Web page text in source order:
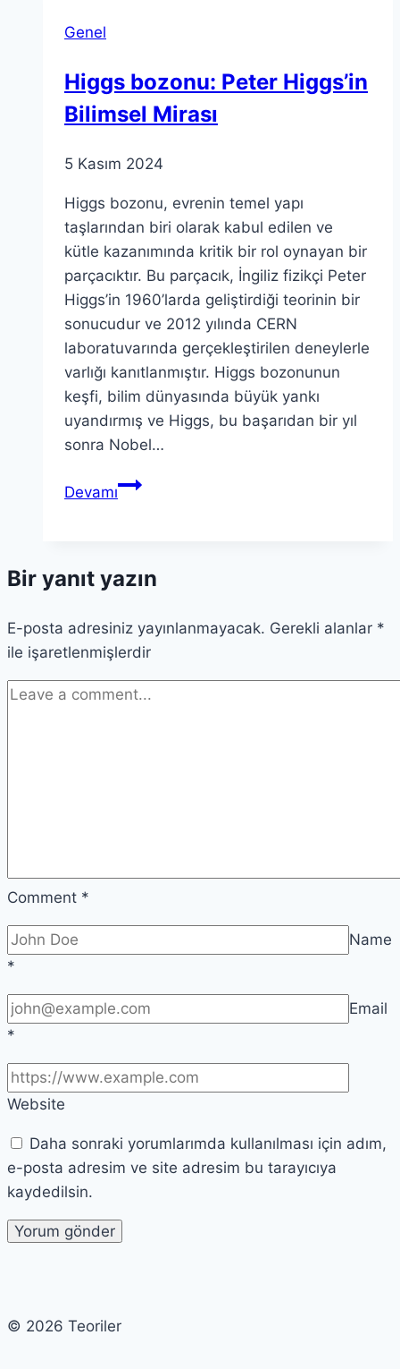
Genel
Higgs bozonu: Peter Higgs’in
Bilimsel Mirası
5 Kasım 2024
Higgs bozonu, evrenin temel yapı
taşlarından biri olarak kabul edilen ve
kütle kazanımında kritik bir rol oynayan bir
parçacıktır. Bu parçacık, İngiliz fizikçi Peter
Higgs’in 1960’larda geliştirdiği teorinin bir
sonucudur ve 2012 yılında CERN
laboratuvarında gerçekleştirilen deneylerle
varlığı kanıtlanmıştır. Higgs bozonunun
keşfi, bilim dünyasında büyük yankı
uyandırmış ve Higgs, bu başarıdan bir yıl
sonra Nobel…
DevamıHiggs
Bilimsel
Bir yanıt yazın
E-posta adresiniz yayınlanmayacak. Gerekli alanlar *
ile işaretlenmişlerdir
Comment *
Name
*
Email
*
Website
Daha sonraki yorumlarımda kullanılması için adım,
e-posta adresim ve site adresim bu tarayıcıya
kaydedilsin.
© 2026 Teoriler